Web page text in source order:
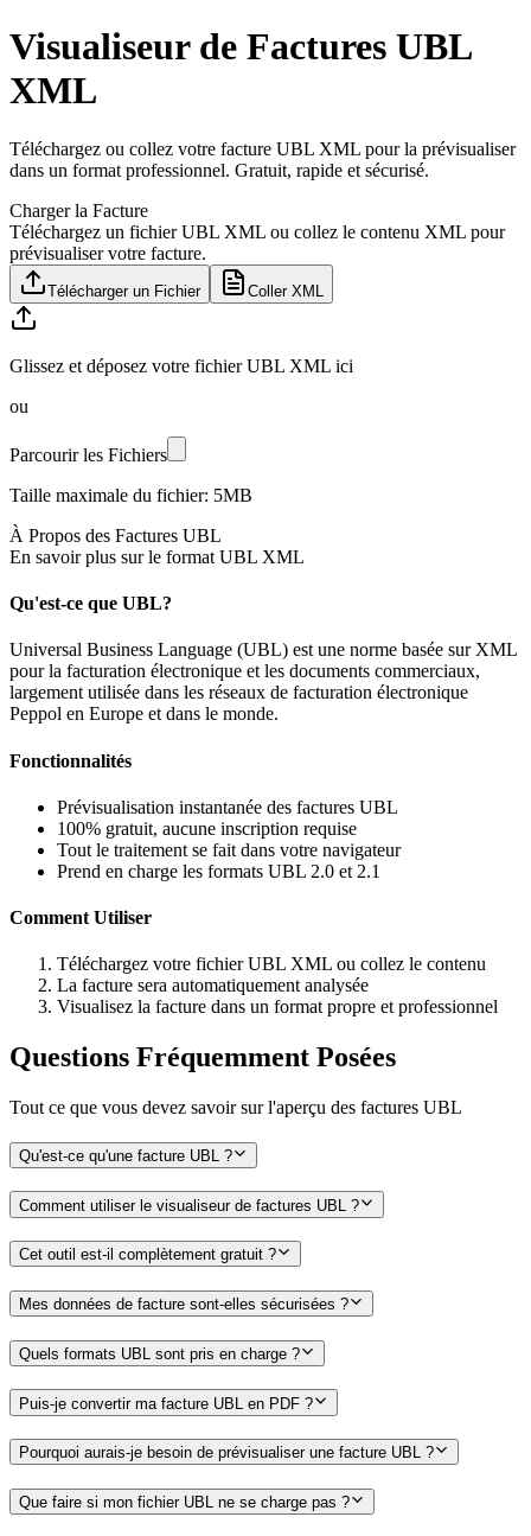
Visualiseur de Factures UBL
XML
Téléchargez ou collez votre facture UBL XML pour la prévisualiser
dans un format professionnel. Gratuit, rapide et sécurisé.
Charger la Facture
Téléchargez un fichier UBL XML ou collez le contenu XML pour
prévisualiser votre facture.
Télécharger un Fichier Coller XML
Glissez et déposez votre fichier UBL XML ici
ou
Parcourir les Fichiers
Taille maximale du fichier: 5MB
À Propos des Factures UBL
En savoir plus sur le format UBL XML
Qu'est-ce que UBL?
Universal Business Language (UBL) est une norme basée sur XML
pour la facturation électronique et les documents commerciaux,
largement utilisée dans les réseaux de facturation électronique
Peppol en Europe et dans le monde.
Fonctionnalités
Prévisualisation instantanée des factures UBL
100% gratuit, aucune inscription requise
Tout le traitement se fait dans votre navigateur
Prend en charge les formats UBL 2.0 et 2.1
Comment Utiliser
Téléchargez votre fichier UBL XML ou collez le contenu
La facture sera automatiquement analysée
Visualisez la facture dans un format propre et professionnel
Questions Fréquemment Posées
Tout ce que vous devez savoir sur l'aperçu des factures UBL
Qu'est-ce qu'une facture UBL ?
Comment utiliser le visualiseur de factures UBL ?
Cet outil est-il complètement gratuit ?
Mes données de facture sont-elles sécurisées ?
Quels formats UBL sont pris en charge ?
Puis-je convertir ma facture UBL en PDF ?
Pourquoi aurais-je besoin de prévisualiser une facture UBL ?
Que faire si mon fichier UBL ne se charge pas ?